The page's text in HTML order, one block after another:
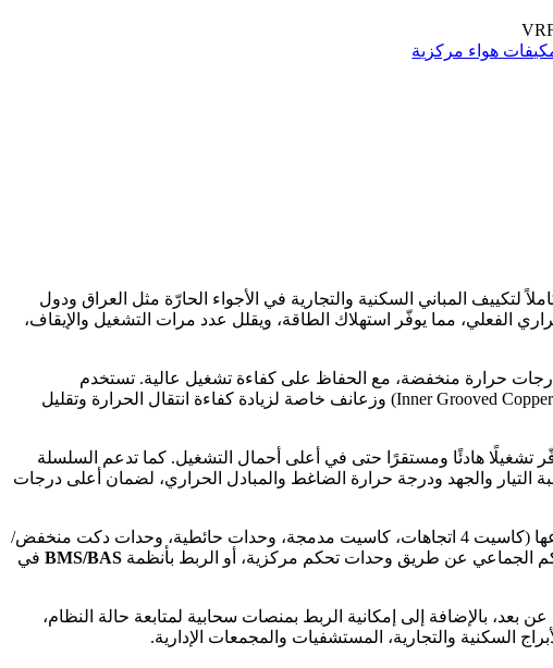
هواء مركزية
لتكييف المباني السكنية والتجارية في الأجواء الحارّة مثل العراق ودول
مما يوفّر استهلاك الطاقة، ويقلل عدد مرات التشغيل والإيقاف،
حرارة منخفضة، مع الحفاظ على كفاءة تشغيل عالية. تستخدم
الصديق لطبقة الأوزون (ODP=0)، مع مبادل حراري عالي الكفاءة مزوّد بأنابيب داخلية محززة (Inner Grooved Copper Tubes) وزعانف خاصة لزيادة كفاءة انتقال الحرارة وتقليل
تشغيلًا هادئًا ومستقرًا حتى في أعلى أحمال التشغيل. كما تدعم السلسلة
التيار والجهد ودرجة حرارة الضاغط والمبادل الحراري، لضمان أعلى درجات
بربط عدد كبير من الوحدات الداخلية بمختلف أنواعها (كاسيت 4 اتجاهات، كاسيت مدمجة، وحدات حائطية، وحدات دكت منخفض/
الجماعي عن طريق وحدات تحكم مركزية، أو الربط بأنظمة BMS/BAS في
بالإضافة إلى إمكانية الربط بمنصات سحابية لمتابعة حالة النظام،
السكنية والتجارية، المستشفيات والمجمعات الإدارية.